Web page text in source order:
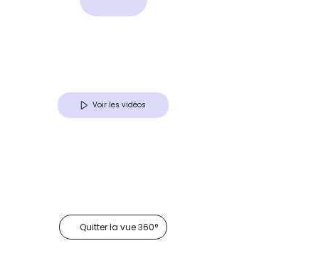
Voir les vidéos
Quitter la vue 360°